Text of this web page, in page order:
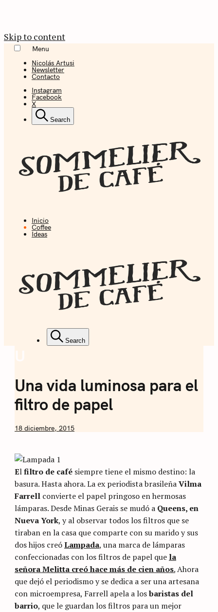
Skip to content
Menu
Nicolás Artusi
Newsletter
Contacto
Instagram
Facebook
X
Search
Café
Coffee + Ideas
Inicio
Coffee
Ideas
Café
Coffee + Ideas Search
Una vida luminosa para el
filtro de papel
by
18 diciembre, 2015
Elfiltro de café siempre tiene el mismo destino: la
basura. Hasta ahora. La ex periodista brasileñaVilma
Farrell convierte el papel pringoso en hermosas
lámparas. Desde Minas Gerais se mudó a Queens, en
Nueva York, y al observar todos los filtros que se
tiraban en la casa que comparte con su marido y sus
dos hijos creóLampada, una marca de lámparas
confeccionadas con los filtros de papel que la
señora Melitta creó hace más de cien años.Ahora
que dejó el periodismo y se dedica a ser una artesana
con microempresa, Farrell apela a losbaristas del
barrio, que le guardan los filtros para un mejor